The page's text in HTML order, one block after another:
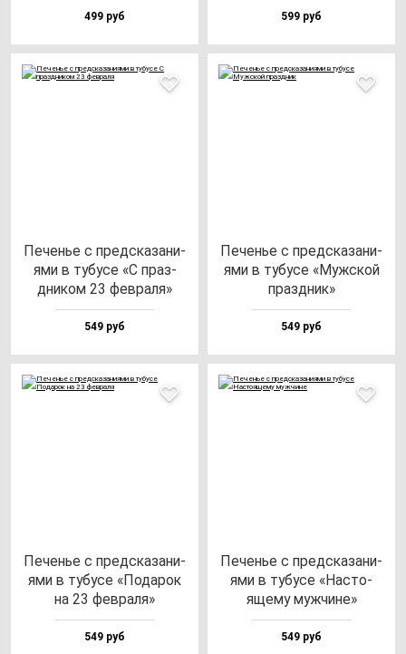
499 руб 599 руб
Печенье с пред­ска­за­ни­
ями в ту­бу­се «С праз­
дни­ком 23 фев­ра­ля»
549 руб
Печенье с пред­ска­за­ни­
ями в ту­бу­се «Муж­ской
праз­дник»
549 руб
Печенье с пред­ска­за­ни­
ями в ту­бу­се «Пода­рок
на 23 фев­ра­ля»
549 руб
Печенье с пред­ска­за­ни­
ями в ту­бу­се «Нас­то­
яще­му муж­чи­не»
549 руб